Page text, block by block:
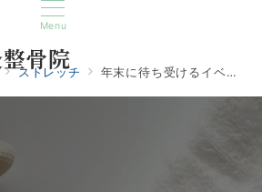
Menu
骨院
ストレッチ 年末に待ち受けるイベント！！その名も「大掃除」